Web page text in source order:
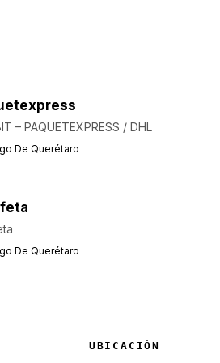
– PAQUETEXPRESS / DHL
De Querétaro
De Querétaro
UBICACIÓN